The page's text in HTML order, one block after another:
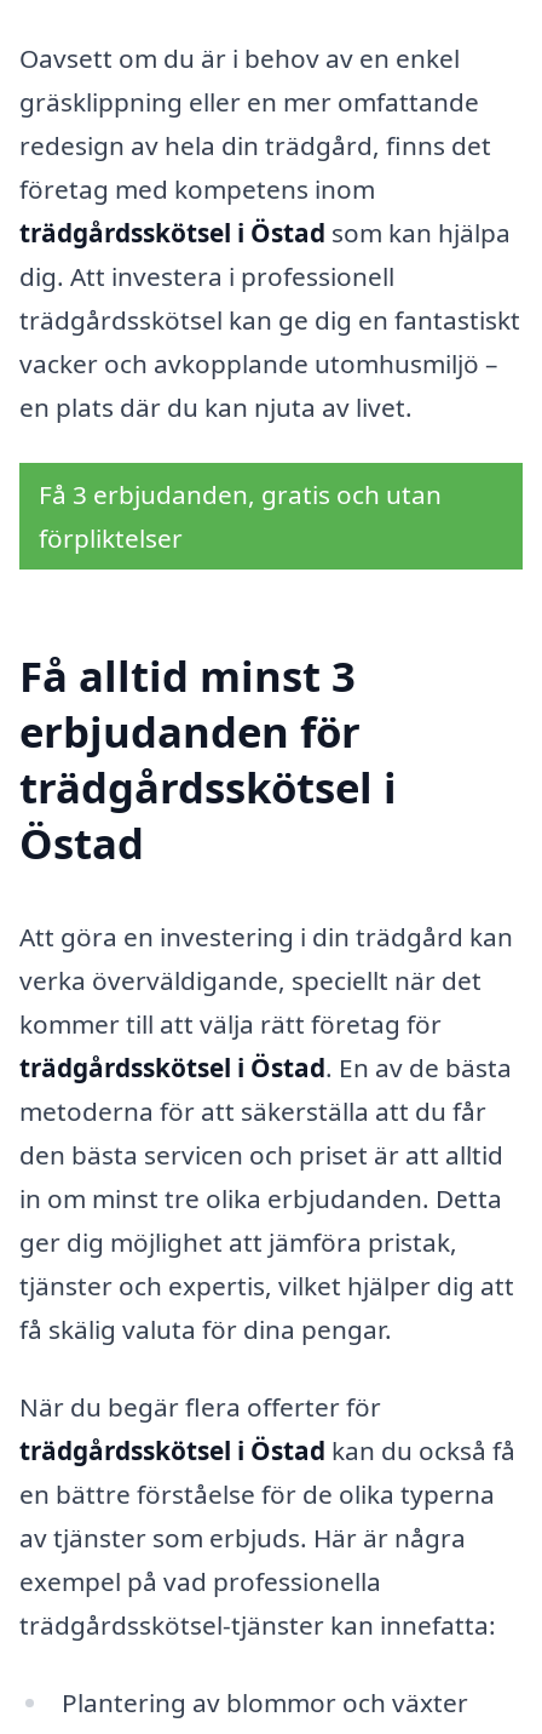
Oavsett om du är i behov av en enkel
gräsklippning eller en mer omfattande
redesign av hela din trädgård, finns det
företag med kompetens inom
trädgårdsskötsel i Östad som kan hjälpa
dig. Att investera i professionell
trädgårdsskötsel kan ge dig en fantastiskt
vacker och avkopplande utomhusmiljö –
en plats där du kan njuta av livet.
Få 3 erbjudanden, gratis och utan
förpliktelser
Få alltid minst 3
erbjudanden för
trädgårdsskötsel i
Östad
Att göra en investering i din trädgård kan
verka överväldigande, speciellt när det
kommer till att välja rätt företag för
trädgårdsskötsel i Östad. En av de bästa
metoderna för att säkerställa att du får
den bästa servicen och priset är att alltid
in om minst tre olika erbjudanden. Detta
ger dig möjlighet att jämföra pristak,
tjänster och expertis, vilket hjälper dig att
få skälig valuta för dina pengar.
När du begär flera offerter för
trädgårdsskötsel i Östad kan du också få
en bättre förståelse för de olika typerna
av tjänster som erbjuds. Här är några
exempel på vad professionella
trädgårdsskötsel-tjänster kan innefatta:
Plantering av blommor och växter